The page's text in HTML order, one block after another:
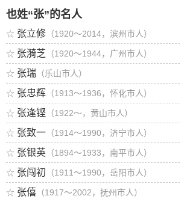
也姓“张”的名人
☆ 张立修 （1920～2014，滨州市人）
☆ 张漪芝 （1920～1944，广州市人）
☆ 张瑞 （乐山市人）
☆ 张忠辉 （1913～1936，怀化市人）
☆ 张逢铿 （1922～，黄山市人）
☆ 张致一 （1914～1990，济宁市人）
☆ 张银英 （1894～1933，南平市人）
☆ 张闯初 （1911～1990，岳阳市人）
☆ 张僖 （1917～2002，抚州市人）